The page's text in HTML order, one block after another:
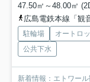
47.50㎡～48.00㎡
広島電鉄本線「観
駐輪場 オートロ
公共下水
新着情報：エトワー